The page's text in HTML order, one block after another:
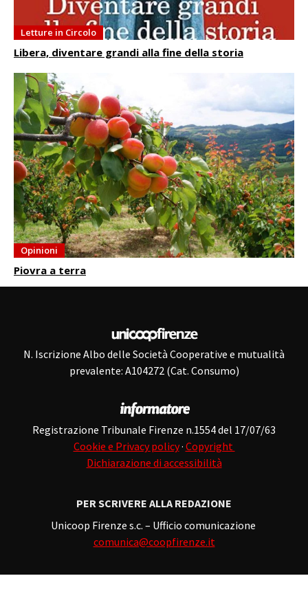
Letture in Circolo
Libera, diventare grandi alla fine della storia
Opinioni
Piovra a terra
N. Iscrizione Albo delle Società Cooperative e mutualità
prevalente: A104272 (Cat. Consumo)
Registrazione Tribunale Firenze n.1554 del 17/07/63
Cookie e Privacy policy· Copyright
Dichiarazione di accessibilità
PER SCRIVERE ALLA REDAZIONE
Unicoop Firenze s.c. – Ufficio comunicazione
comunica@coopfirenze.it